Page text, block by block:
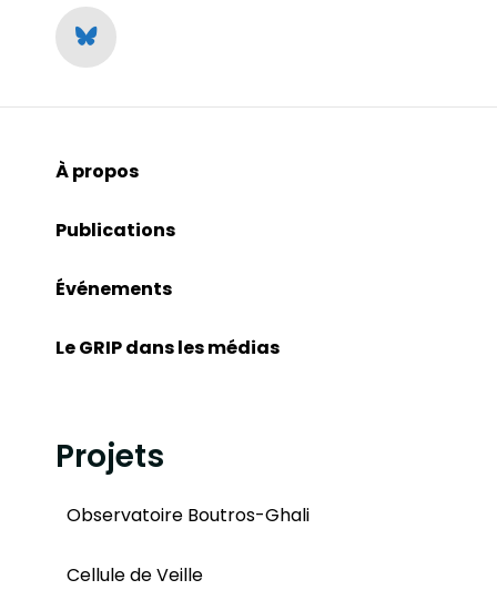
À propos
Publications
Événements
Le GRIP dans les médias
Projets
Observatoire Boutros-Ghali
Cellule de Veille